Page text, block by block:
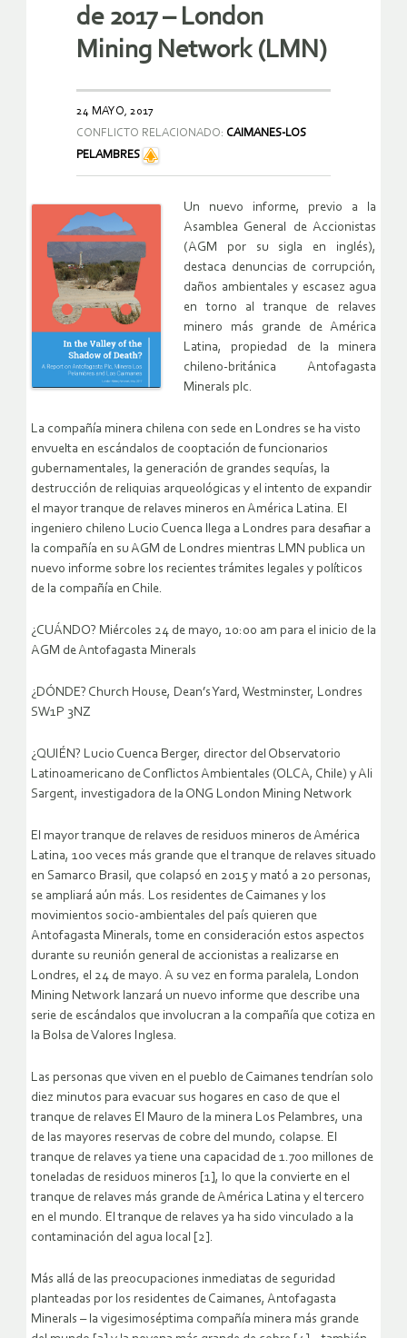
de 2017 – London
Mining Network (LMN)
24 MAYO, 2017
CONFLICTO RELACIONADO: CAIMANES-LOS
PELAMBRES
Un nuevo informe, previo a la
Asamblea General de Accionistas
(AGM por su sigla en inglés),
destaca denuncias de corrupción,
daños ambientales y escasez agua
en torno al tranque de relaves
minero más grande de América
Latina, propiedad de la minera
chileno-británica Antofagasta
Minerals plc.
La compañía minera chilena con sede en Londres se ha visto
envuelta en escándalos de cooptación de funcionarios
gubernamentales, la generación de grandes sequías, la
destrucción de reliquias arqueológicas y el intento de expandir
el mayor tranque de relaves mineros en América Latina. El
ingeniero chileno Lucio Cuenca llega a Londres para desafiar a
la compañía en su AGM de Londres mientras LMN publica un
nuevo informe sobre los recientes trámites legales y políticos
de la compañía en Chile.
¿CUÁNDO? Miércoles 24 de mayo, 10:00 am para el inicio de la
AGM de Antofagasta Minerals
¿DÓNDE? Church House, Dean’s Yard, Westminster, Londres
SW1P 3NZ
¿QUIÉN? Lucio Cuenca Berger, director del Observatorio
Latinoamericano de Conflictos Ambientales (OLCA, Chile) y Ali
Sargent, investigadora de la ONG London Mining Network
El mayor tranque de relaves de residuos mineros de América
Latina, 100 veces más grande que el tranque de relaves situado
en Samarco Brasil, que colapsó en 2015 y mató a 20 personas,
se ampliará aún más. Los residentes de Caimanes y los
movimientos socio-ambientales del país quieren que
Antofagasta Minerals, tome en consideración estos aspectos
durante su reunión general de accionistas a realizarse en
Londres, el 24 de mayo. A su vez en forma paralela, London
Mining Network lanzará un nuevo informe que describe una
serie de escándalos que involucran a la compañía que cotiza en
la Bolsa de Valores Inglesa.
Las personas que viven en el pueblo de Caimanes tendrían solo
diez minutos para evacuar sus hogares en caso de que el
tranque de relaves El Mauro de la minera Los Pelambres, una
de las mayores reservas de cobre del mundo, colapse. El
tranque de relaves ya tiene una capacidad de 1.700 millones de
toneladas de residuos mineros [1], lo que la convierte en el
tranque de relaves más grande de América Latina y el tercero
en el mundo. El tranque de relaves ya ha sido vinculado a la
contaminación del agua local [2].
Más allá de las preocupaciones inmediatas de seguridad
planteadas por los residentes de Caimanes, Antofagasta
Minerals – la vigesimoséptima compañía minera más grande